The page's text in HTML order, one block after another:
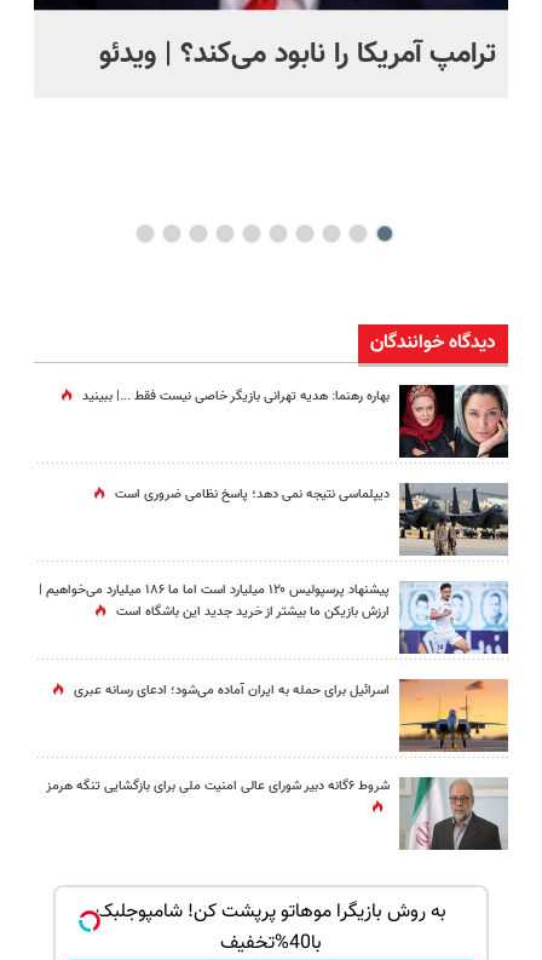
ترامپ آمریکا را نابود می‌کند؟ | ویدئو
دیدگاه خوانندگان
بهاره رهنما: هدیه تهرانی بازیگر خاصی نیست فقط ...|‌ ببینید
دیپلماسی نتیجه‌ نمی دهد؛ پاسخ نظامی ضروری است
پیشنهاد پرسپولیس ۱۲۰ میلیارد است اما ما ۱۸۶ میلیارد می‌خواهیم |
ارزش بازیکن ما بیشتر از خرید جدید این باشگاه است
اسرائیل برای حمله به ایران آماده می‌شود؛ ادعای رسانه عبری
شروط ۶گانه دبیر شورای عالی امنیت ملی برای بازگشایی تنگه هرمز
به روش بازیگرا موهاتو پرپشت کن! شامپوجلبک
با40%تخفیف